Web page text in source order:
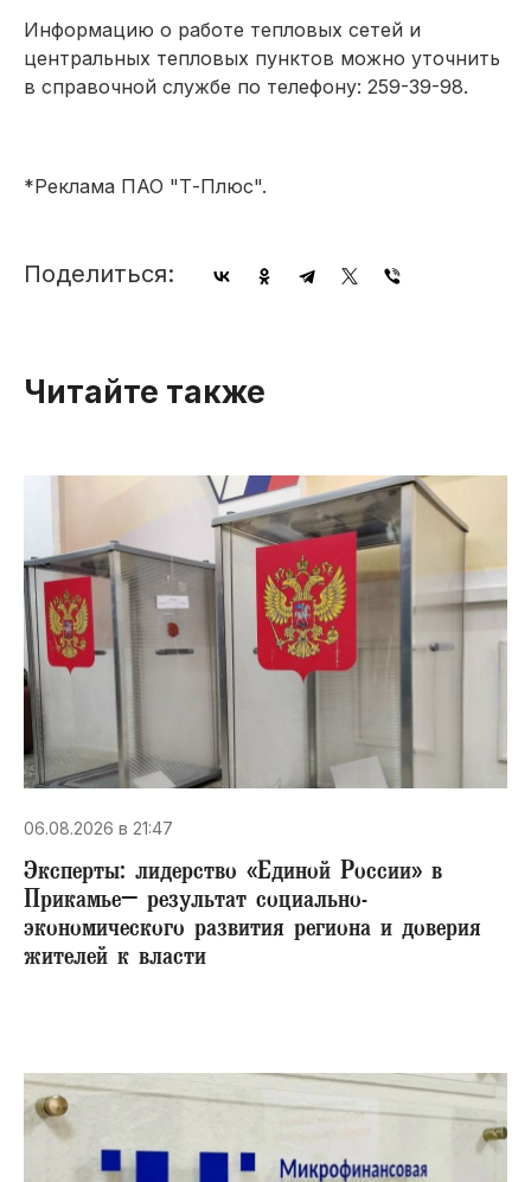
Информацию о работе тепловых сетей и
центральных тепловых пунктов можно уточнить
в справочной службе по телефону: 259-39-98.
*Реклама ПАО "Т-Плюс".
Поделиться:
Читайте также
06.08.2026 в 21:47
Эксперты: лидерство «Единой России» в
Прикамье– результат социально-
экономического развития региона и доверия
жителей к власти